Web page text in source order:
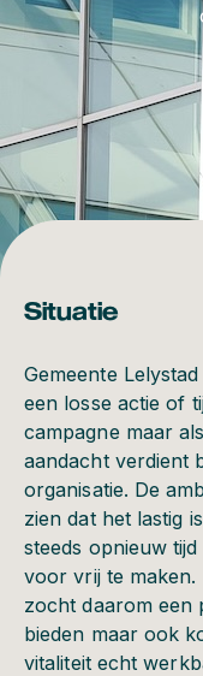
Situatie
Gemeente
een losse actie of
campagne maar
aandacht verdient
organisatie. De
zien dat het lastig
steeds opnieuw
voor vrij te maken.
zocht daarom een
bieden maar ook
vitaliteit echt